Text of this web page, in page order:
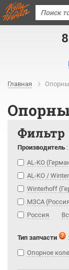
Главная
Фильтр
Производитель :
AL-KO
AL-KO /
Winterhoff
МЗСА
Россия
Тип запчасти
:
Опорное